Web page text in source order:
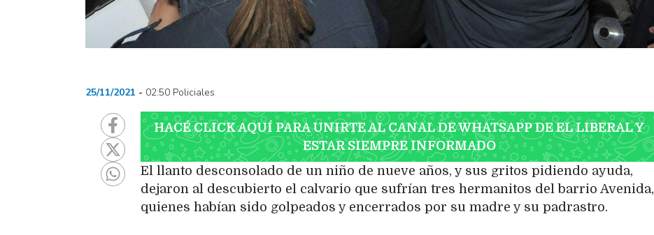
25/11/2021 02:50 Policiales
HACÉ CLICK AQUÍ PARA UNIRTE AL CANAL DE WHATSAPP DE EL LIBERAL Y
ESTAR SIEMPRE INFORMADO
El llanto desconsolado de un niño de nueve años, y sus gritos pidiendo ayuda,
dejaron al descubierto el calvario que sufrían tres hermanitos del barrio Avenida,
quienes habían sido golpeados y encerrados por su madre y su padrastro.